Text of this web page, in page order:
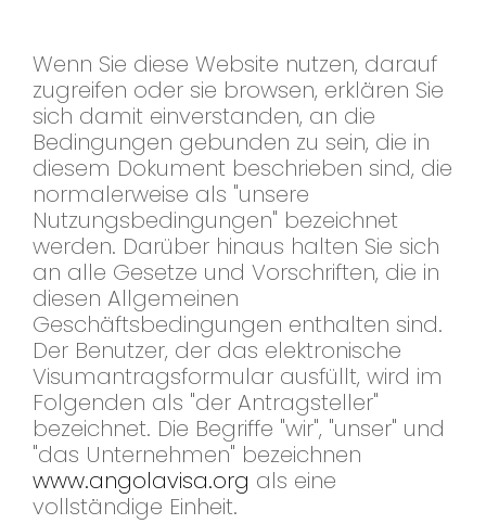
Wenn Sie diese Website nutzen, darauf
zugreifen oder sie browsen, erklären Sie
sich damit einverstanden, an die
Bedingungen gebunden zu sein, die in
diesem Dokument beschrieben sind, die
normalerweise als "unsere
Nutzungsbedingungen" bezeichnet
werden. Darüber hinaus halten Sie sich
an alle Gesetze und Vorschriften, die in
diesen Allgemeinen
Geschäftsbedingungen enthalten sind.
Der Benutzer, der das elektronische
Visumantragsformular ausfüllt, wird im
Folgenden als "der Antragsteller"
bezeichnet. Die Begriffe "wir", "unser" und
"das Unternehmen" bezeichnen
www.angolavisa.org als eine
vollständige Einheit.